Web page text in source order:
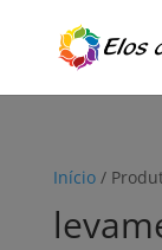
Início/